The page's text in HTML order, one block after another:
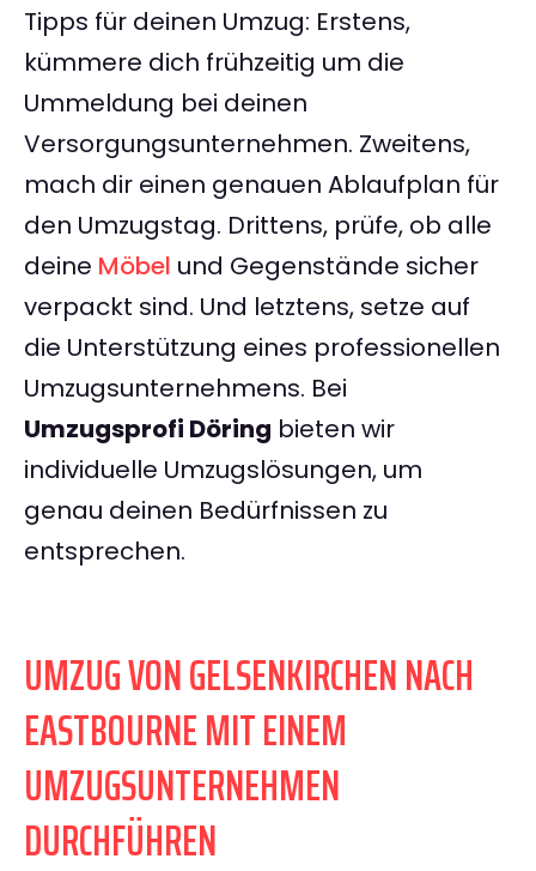
Tipps für deinen Umzug: Erstens,
kümmere dich frühzeitig um die
Ummeldung bei deinen
Versorgungsunternehmen. Zweitens,
mach dir einen genauen Ablaufplan für
den Umzugstag. Drittens, prüfe, ob alle
deine Möbel und Gegenstände sicher
verpackt sind. Und letztens, setze auf
die Unterstützung eines professionellen
Umzugsunternehmens. Bei
Umzugsprofi Döring bieten wir
individuelle Umzugslösungen, um
genau deinen Bedürfnissen zu
entsprechen.
UMZUG VON GELSENKIRCHEN NACH
EASTBOURNE MIT EINEM
UMZUGSUNTERNEHMEN
DURCHFÜHREN